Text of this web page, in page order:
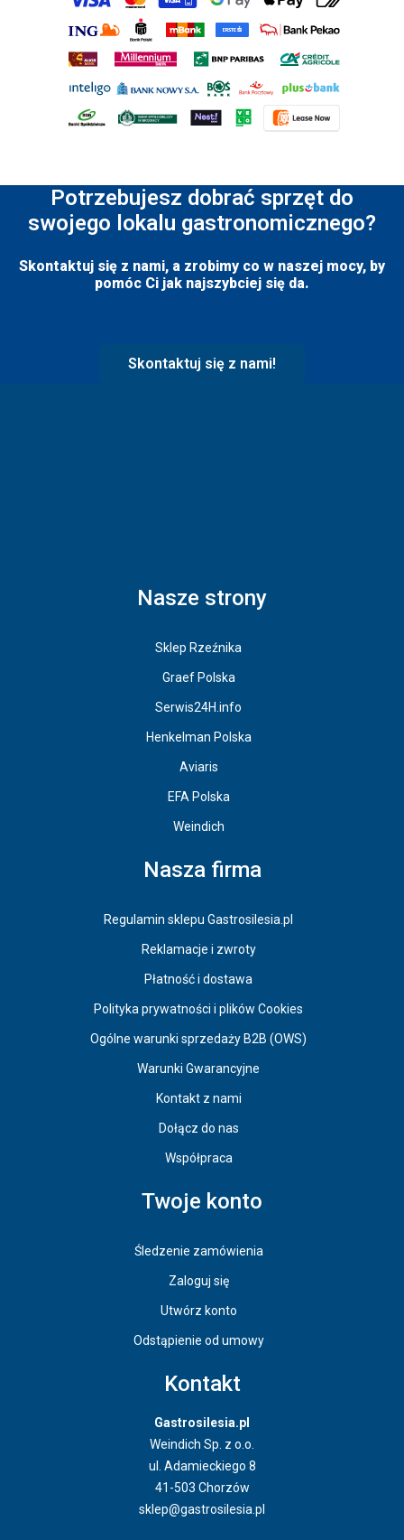
Potrzebujesz dobrać sprzęt do
swojego lokalu gastronomicznego?
Skontaktuj się z nami, a zrobimy co w naszej mocy, by
pomóc Ci jak najszybciej się da.
Skontaktuj się z nami!
Nasze strony
Sklep Rzeźnika
Graef Polska
Serwis24H.info
Henkelman Polska
Aviaris
EFA Polska
Weindich
Nasza firma
Regulamin sklepu Gastrosilesia.pl
Reklamacje i zwroty
Płatność i dostawa
Polityka prywatności i plików Cookies
Ogólne warunki sprzedaży B2B (OWS)
Warunki Gwarancyjne
Kontakt z nami
Dołącz do nas
Współpraca
Twoje konto
Śledzenie zamówienia
Zaloguj się
Utwórz konto
Odstąpienie od umowy
Kontakt
Gastrosilesia.pl
Weindich Sp. z o.o.
ul. Adamieckiego 8
41-503 Chorzów
sklep@gastrosilesia.pl